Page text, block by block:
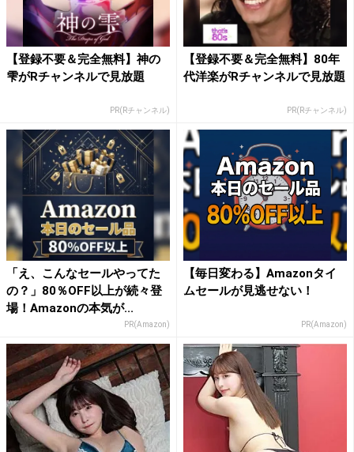
【登録不要＆完全無料】神の
雫がRチャンネルで見放題
PR(Rチャンネル)
【登録不要＆完全無料】80年
代洋楽がRチャンネルで見放題
PR(Rチャンネル)
「え、こんなセールやってた
の？」80％OFF以上が続々登
場！Amazonの本気が...
PR(Amazon)
【毎日変わる】Amazonタイ
ムセールが見逃せない！
PR(Amazon)